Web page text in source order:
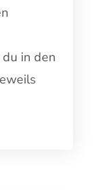
in den